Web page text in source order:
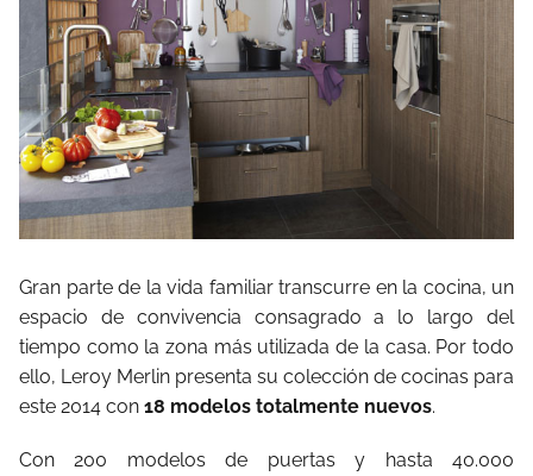
Gran parte de la vida familiar transcurre en la cocina, un
espacio de convivencia consagrado a lo largo del
tiempo como la zona más utilizada de la casa. Por todo
ello, Leroy Merlin presenta su colección de cocinas para
este 2014 con 18 modelos totalmente nuevos.
Con 200 modelos de puertas y hasta 40.000